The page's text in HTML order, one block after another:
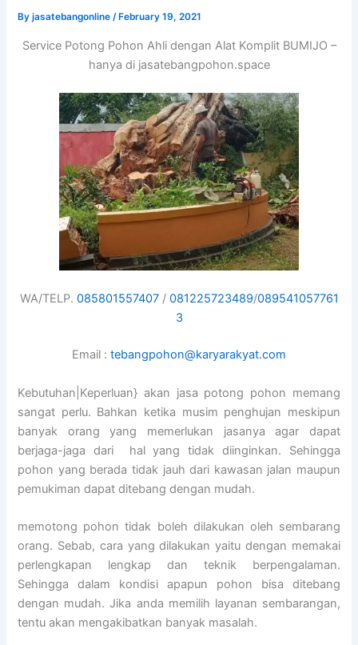
Byjasatebangonline/ February 19, 2021
Service Potong Pohon Ahli dengan Alat Komplit BUMIJO –
hanya di jasatebangpohon.space
WA/TELP. 085801557407/ 081225723489/089541057761
3
Email : tebangpohon@karyarakyat.com
Kebutuhan|Keperluan} akan jasa potong pohon memang
sangat perlu. Bahkan ketika musim penghujan meskipun
banyak orang yang memerlukan jasanya agar dapat
berjaga-jaga dari hal yang tidak diinginkan. Sehingga
pohon yang berada tidak jauh dari kawasan jalan maupun
pemukiman dapat ditebang dengan mudah.
memotong pohon tidak boleh dilakukan oleh sembarang
orang. Sebab, cara yang dilakukan yaitu dengan memakai
perlengkapan lengkap dan teknik berpengalaman.
Sehingga dalam kondisi apapun pohon bisa ditebang
dengan mudah. Jika anda memilih layanan sembarangan,
tentu akan mengakibatkan banyak masalah.